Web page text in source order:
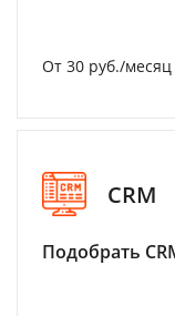
От 30 руб./месяц
CRM
Подобрать